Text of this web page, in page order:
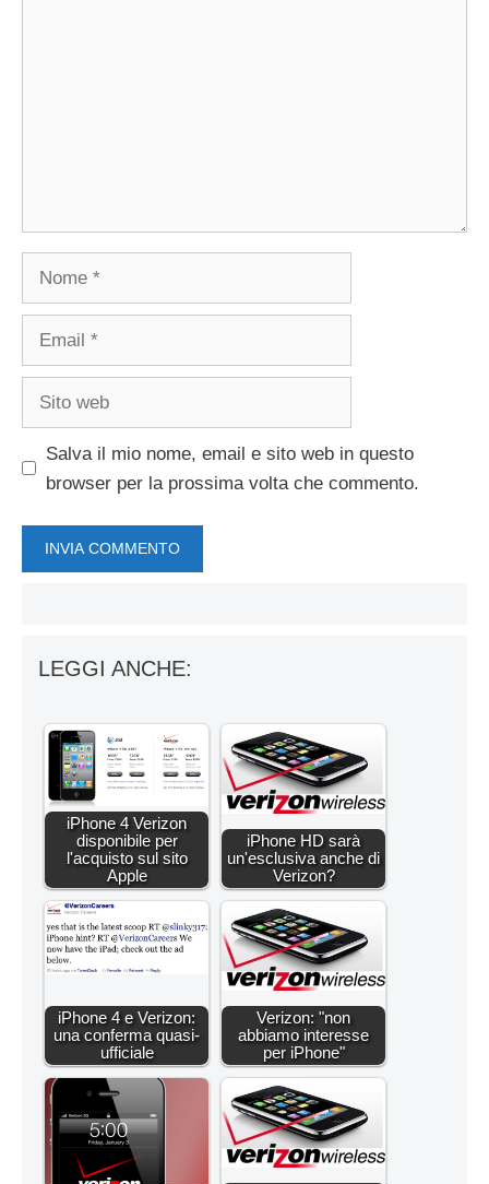
Nome
Email
Sito
Salva il mio nome, email e sito web in questo
browser per la prossima volta che commento.
LEGGI ANCHE:
iPhone 4 Verizon
disponibile per
l'acquisto sul sito
Apple
iPhone HD sarà
un'esclusiva anche di
Verizon?
iPhone 4 e Verizon:
una conferma quasi-
ufficiale
Verizon: "non
abbiamo interesse
per iPhone"